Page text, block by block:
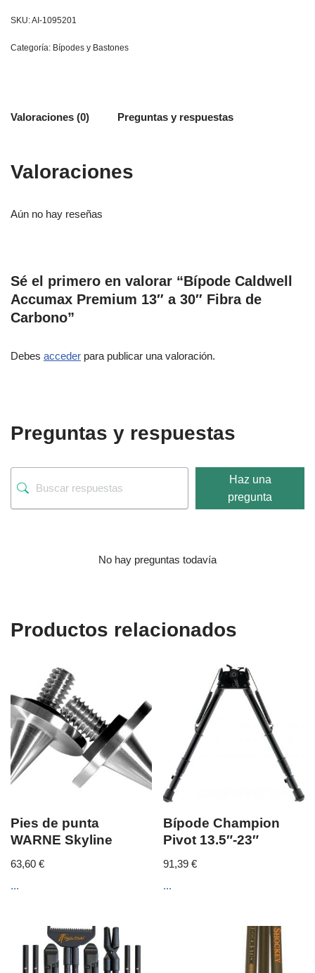
SKU:AI-1095201
Categoría: Bípodes y Bastones
Valoraciones (0) Preguntas y respuestas
Valoraciones
Aún no hay reseñas
Sé el primero en valorar “Bípode Caldwell
Accumax Premium 13″ a 30″ Fibra de
Carbono”
Debes acceder para publicar una valoración.
Preguntas y respuestas
Haz una
pregunta
No hay preguntas todavía
Productos relacionados
Pies de punta
WARNE Skyline
63,60 €
...
Bípode Champion
Pivot 13.5″-23″
91,39€
...